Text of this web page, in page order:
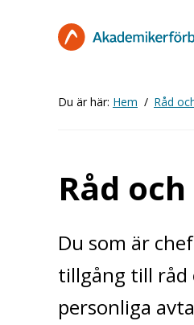
Du är här: Hem Råd
Råd
Du som är
tillgång till råd
personliga